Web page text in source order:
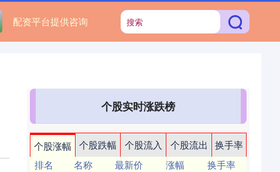
配资平台提供咨询
个股实时涨跌榜
个股涨幅 个股跌幅 个股流入 个股流出
换手率
排名
名称 最新价 涨幅
换手率